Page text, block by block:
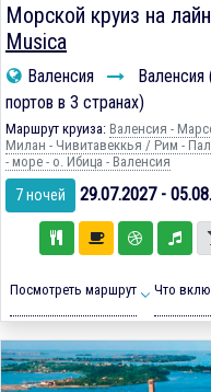
Морской круиз на
Musica
Валенсия
портов в 3 странах)
Маршрут круиза: Валенсия -
Милан - Чивитавеккья / Рим -
- море - о. Ибица - Валенсия
7 ночей 29.07.2027 -
Посмотреть маршрут Что